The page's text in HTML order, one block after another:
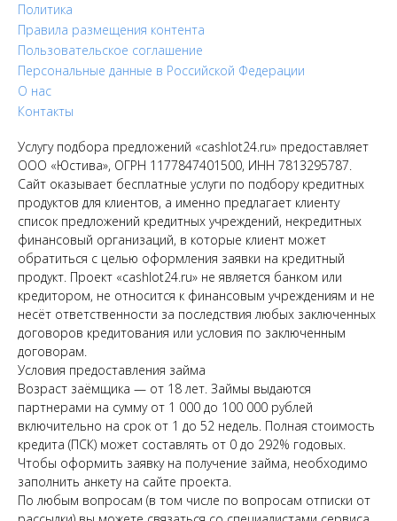
Политика
Правила размещения контента
Пользовательское соглашение
Персональные данные в Российской Федерации
О нас
Контакты
Услугу подбора предложений «cashlot24.ru» предоставляет
ООО «Юстива», ОГРН 1177847401500, ИНН 7813295787.
Сайт оказывает бесплатные услуги по подбору кредитных
продуктов для клиентов, а именно предлагает клиенту
список предложений кредитных учреждений, некредитных
финансовый организаций, в которые клиент может
обратиться с целью оформления заявки на кредитный
продукт. Проект «cashlot24.ru» не является банком или
кредитором, не относится к финансовым учреждениям и не
несёт ответственности за последствия любых заключенных
договоров кредитования или условия по заключенным
договорам.
Условия предоставления займа
Возраст заёмщика — от 18 лет. Займы выдаются
партнерами на сумму от 1 000 до 100 000 рублей
включительно на срок от 1 до 52 недель. Полная стоимость
кредита (ПСК) может составлять от 0 до 292% годовых.
Чтобы оформить заявку на получение займа, необходимо
заполнить анкету на сайте проекта.
По любым вопросам (в том числе по вопросам отписки от